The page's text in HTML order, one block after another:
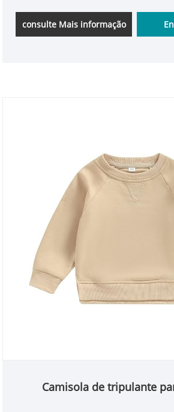
zíper completo e algemas
calor, conforto e jogo diário.
consulte Mais informação
Camisola de tripulante